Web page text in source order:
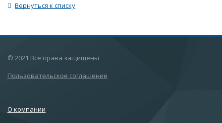
Вернуться к списку
© 2021 Все права защищены
Пользовательское соглашение
О компании